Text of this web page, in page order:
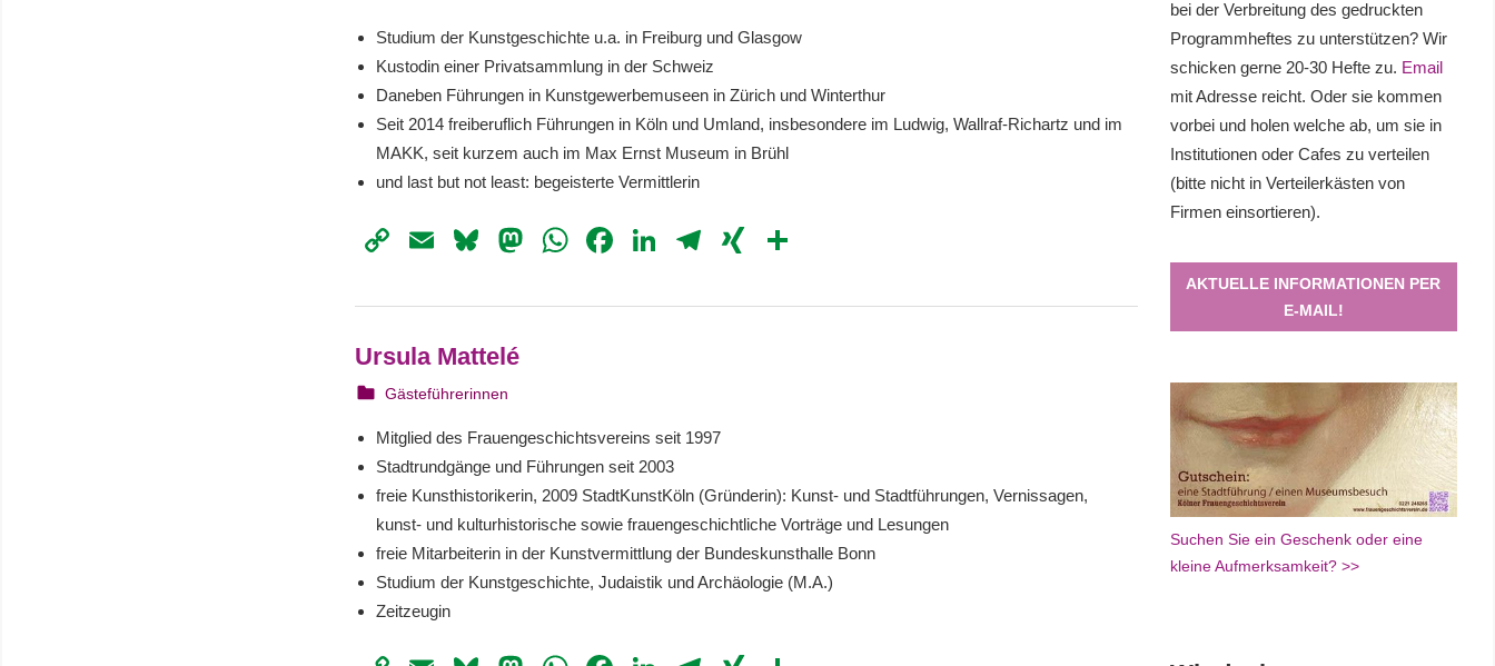
Studium der Kunstgeschichte u.a. in Freiburg und Glasgow
Kustodin einer Privatsammlung in der Schweiz
Daneben Führungen in Kunstgewerbemuseen in Zürich und Winterthur
Seit 2014 freiberuflich Führungen in Köln und Umland, insbesondere im Ludwig, Wallraf-Richartz und im
MAKK, seit kurzem auch im Max Ernst Museum in Brühl
und last but not least: begeisterte Vermittlerin
CopyEmailBluesky
Mastodon
WhatsApp
Facebook
LinkedIn
Telegram
XING
Ursula Mattelé
22. August 2023
webmam
Gästeführerinnen
Mitglied des Frauengeschichtsvereins seit 1997
Stadtrundgänge und Führungen seit 2003
freie Kunsthistorikerin, 2009 StadtKunstKöln (Gründerin): Kunst- und Stadtführungen, Vernissagen,
kunst- und kulturhistorische sowie frauengeschichtliche Vorträge und Lesungen
freie Mitarbeiterin in der Kunstvermittlung der Bundeskunsthalle Bonn
Studium der Kunstgeschichte, Judaistik und Archäologie (M.A.)
Zeitzeugin
bei der Verbreitung des gedruckten
Programmheftes zu unterstützen? Wir
schicken gerne 20-30 Hefte zu. Email
mit Adresse reicht. Oder sie kommen
vorbei und holen welche ab, um sie in
Institutionen oder Cafes zu verteilen
(bitte nicht in Verteilerkästen von
Firmen einsortieren).
AKTUELLE INFORMATIONEN PER
E-MAIL!
Suchen Sie ein Geschenk oder eine
kleine Aufmerksamkeit? >>